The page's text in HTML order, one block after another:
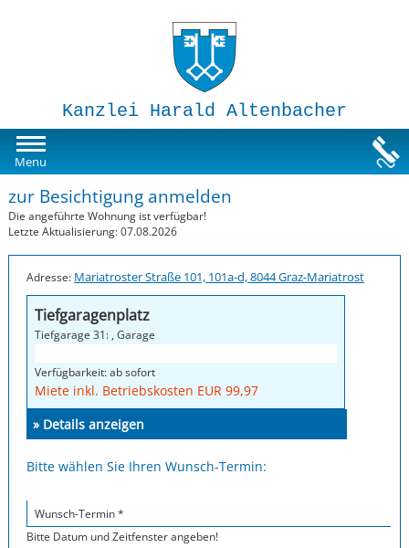
Kanzlei Harald Altenbacher
Menu
Susi-Sorglos Anlegerwohnungen
Impressum
zur Besichtigung anmelden
Die angeführte Wohnung ist verfügbar!
Letzte Aktualisierung: 07.08.2026
Adresse: Mariatroster Straße 101, 101a-d, 8044 Graz-Mariatrost
Tiefgaragenplatz
Tiefgarage 31: , Garage
Verfügbarkeit: ab sofort
Miete inkl. Betriebskosten EUR 99,97
» Details anzeigen
Bitte wählen Sie Ihren Wunsch-Termin:
Wunsch-Termin *
Bitte Datum und Zeitfenster angeben!